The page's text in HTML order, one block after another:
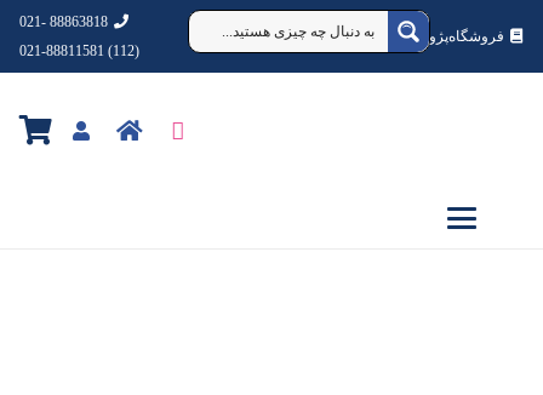
فروشگاه‌پژوهشکده‌شهردانش
88863818 -021
(112) 021-88811581